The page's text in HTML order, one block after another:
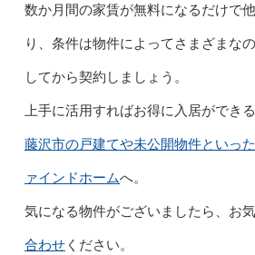
数か月間の家賃が無料になるだけで
り、条件は物件によってさまざまな
してから契約しましょう。
上手に活用すればお得に入居ができ
藤沢市の戸建てや未公開物件といっ
ァインドホームへ。
気になる物件がございましたら、お
合わせください。